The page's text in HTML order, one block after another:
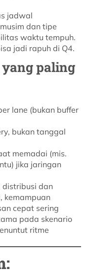
jadwal
dan tipe
waktu tempuh.
jadi rapuh di Q4.
paling
lane (bukan buffer
bukan tanggal
memadai (mis.
jika jaringan
distribusi dan
kemampuan
cepat sering
pada skenario
ritme